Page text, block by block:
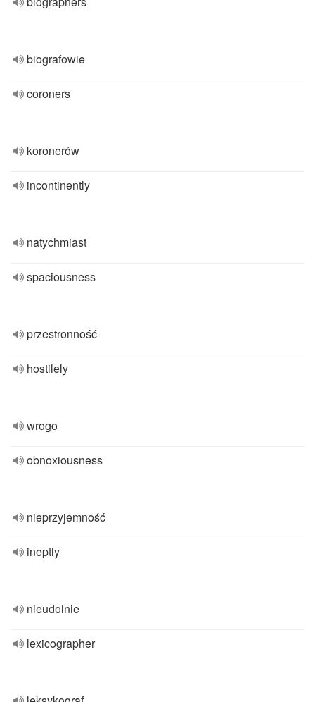
biografowie
coroners
koronerów
incontinently
natychmiast
spaciousness
przestronność
hostilely
wrogo
obnoxiousness
nieprzyjemność
ineptly
nieudolnie
lexicographer